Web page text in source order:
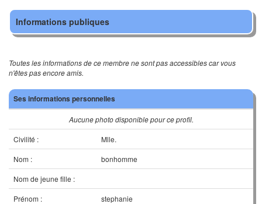
Informations publiques
Toutes les informations de ce membre ne sont pas accessibles car vous
n'êtes pas encore amis.
Ses informations personnelles
Aucune photo disponible pour ce profil.
Civilité :
Mlle.
Nom :
bonhomme
Nom de jeune fille :
Prénom :
stephanie